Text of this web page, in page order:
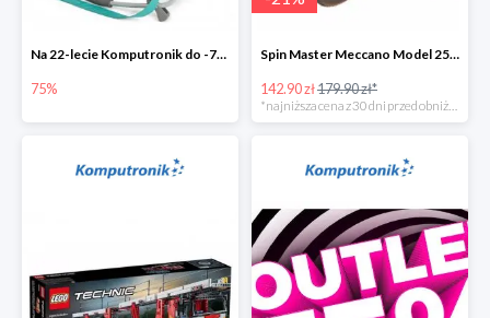
Na 22-lecie Komputronik do -75%
75%
Spin Master Meccano Model 25 w 1 Terenówka
142.90 zł179.90 zł*